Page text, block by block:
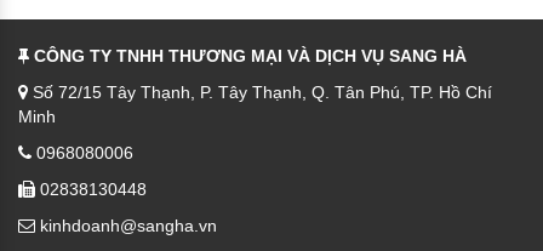
CÔNG TY TNHH THƯƠNG MẠI VÀ DỊCH VỤ SANG HÀ
Số 72/15 Tây Thạnh, P. Tây Thạnh, Q. Tân Phú, TP. Hồ Chí
Minh
0968080006
02838130448
kinhdoanh@sangha.vn